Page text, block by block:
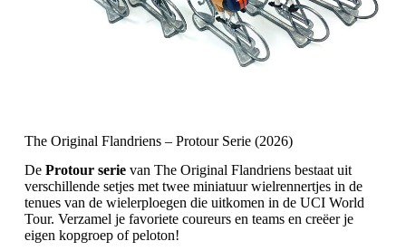
The Original Flandriens – Protour Serie (2026)
De Protour serievan The Original Flandriens bestaat uit
verschillende setjes met twee miniatuur wielrennertjes in de
tenues van de wielerploegen die uitkomen in de UCI World
Tour. Verzamel je favoriete coureurs en teams en creëer je
eigen kopgroep of peloton!